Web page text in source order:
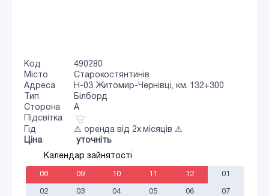
Код
490280
Місто
Старокостянтинів
Адреса
Н-03 Житомир-Чернівці, км. 132+300
Тип
Білборд
Сторона
A
Підсвітка
Гід
⚠ оренда від 2х місяців ⚠
Ціна
уточніть
Календар зайнятості
08 09 10 11 12 01
02 03 04 05 06 07